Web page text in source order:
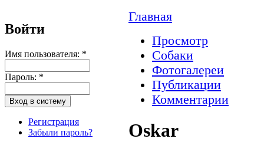
Войти
Имя пользователя: *
Пароль: *
Регистрация
Забыли пароль?
Главная
Просмотр
Собаки
Фотогалереи
Публикации
Комментарии
Oskar